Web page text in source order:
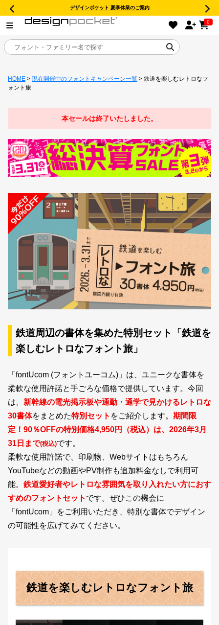
デザインポケット 夏季休業のご案内
0
目的別フォントガイド
特集
おすすめ
年間ライセンス商品
キャンペーン一覧
新着一覧
カート
マイページ
お気に入り
ご利用ガイド
よくあるご質問
お問い合わせ
HOME > 現在開催中のフォントキャンペーン一覧 > 鉄道を楽しむレトロなフ
ォント旅
本セールは終了いたしました。
鉄道周辺の書体を集めた特別セット「鉄道を
楽しむレトロなフォント旅」
「fontUcom (フォントユーコム)」は、ユニークな書体を
柔軟な使用許諾と手ごろな価格で提供しています。今回
は、 新幹線の電光掲示板や通勤・通学で見かけるレトロな
30書体をまとめた特別セット をご紹介します。 期間限
定！90％OFFの特別価格4,950円（税込）は、2026年3月
31日まで(税込)です。
柔軟な使用許諾で、印刷物、Webサイトはもちろん
YouTubeなどの動画やPV制作も追加料金なしで利用可
能。 鉄道愛好者やレトロな雰囲気を取り入れたい方におす
すめのフォントセット です。ぜひこの機会に
「fontUcom」をご利用いただき、特別な書体でデザイン
の可能性を広げてみてください。
鉄道を楽しむレトロなフォント旅